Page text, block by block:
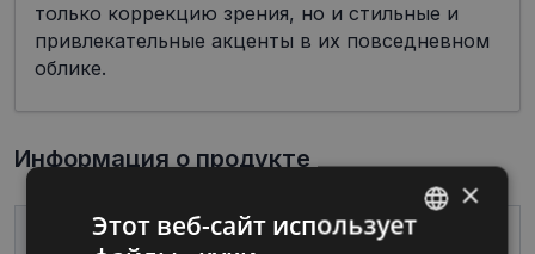
только коррекцию зрения, но и стильные и
привлекательные акценты в их повседневном
облике.
Информация о продукте
DIVERSO
×
Этот веб-сайт использует